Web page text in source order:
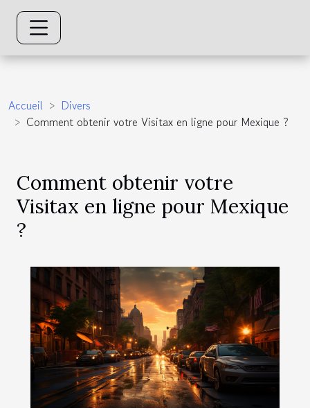
Accueil
Divers
Comment obtenir votre Visitax en ligne pour Mexique ?
Comment obtenir votre
Visitax en ligne pour Mexique
?